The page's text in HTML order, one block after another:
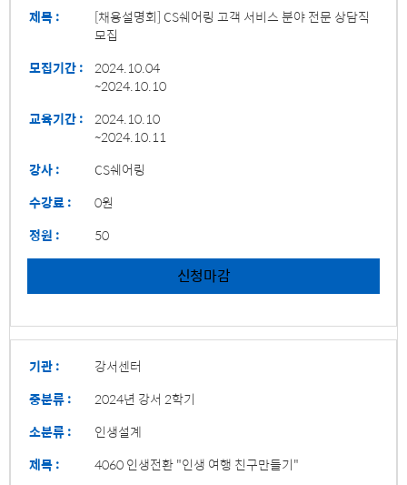
제목 :
[채용설명회] CS쉐어링 고객 서비스 분야 전문 상담직
모집
모집기간 : 2024.10.04
~2024.10.10
교육기간 : 2024.10.10
~2024.10.11
강사 :
CS쉐어링
수강료 :
0원
정원 :
50
신청마감
기관 :
강서센터
중분류 :
2024년 강서 2학기
소분류 :
인생설계
제목 :
4060 인생전환 "인생 여행 친구만들기"